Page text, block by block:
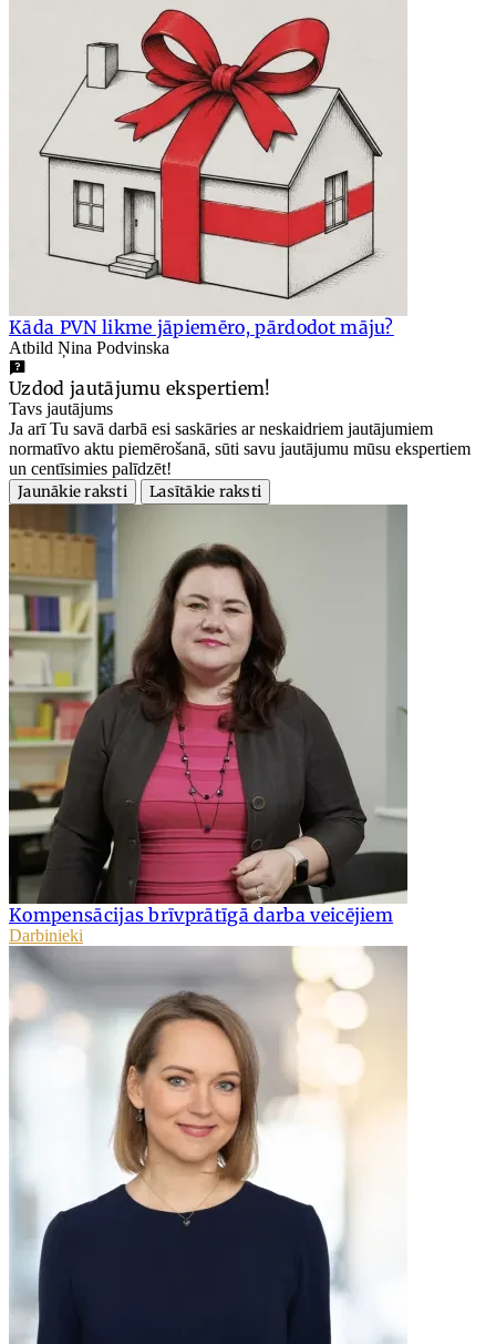
Kāda PVN likme jāpiemēro, pārdodot māju?
Atbild Ņina Podvinska
Uzdod jautājumu ekspertiem!
Tavs jautājums
Ja arī Tu savā darbā esi saskāries ar neskaidriem jautājumiem
normatīvo aktu piemērošanā, sūti savu jautājumu mūsu ekspertiem
un centīsimies palīdzēt!
Jaunākie raksti
Lasītākie raksti
Kompensācijas brīvprātīgā darba veicējiem
Darbinieki